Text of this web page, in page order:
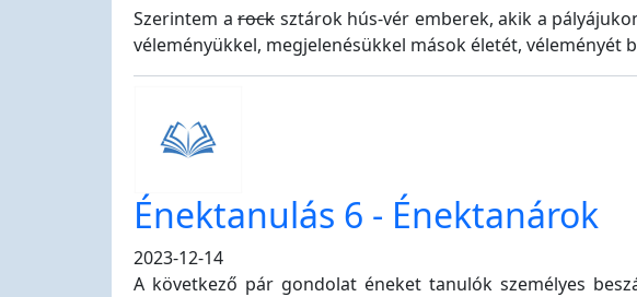
Szerintem arock sztárok hús-vér emberek, akik a
véleményükkel, megjelenésükkel mások életét, véleményét
Énektanulás 6 - Énektanárok
2023-12-14
A következő pár gondolat éneket tanulók személyes